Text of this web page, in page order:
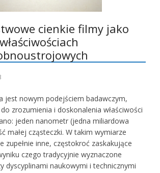
cienkie filmy jako
jest nowym podejściem badawczym,
zrozumienia i doskonalenia właściwości
jeden nanometr (jedna miliardowa
małej cząsteczki. W takim wymiarze
zupełnie inne, częstokroć zaskakujące
czego tradycyjnie wyznaczone
dyscyplinami naukowymi i technicznymi